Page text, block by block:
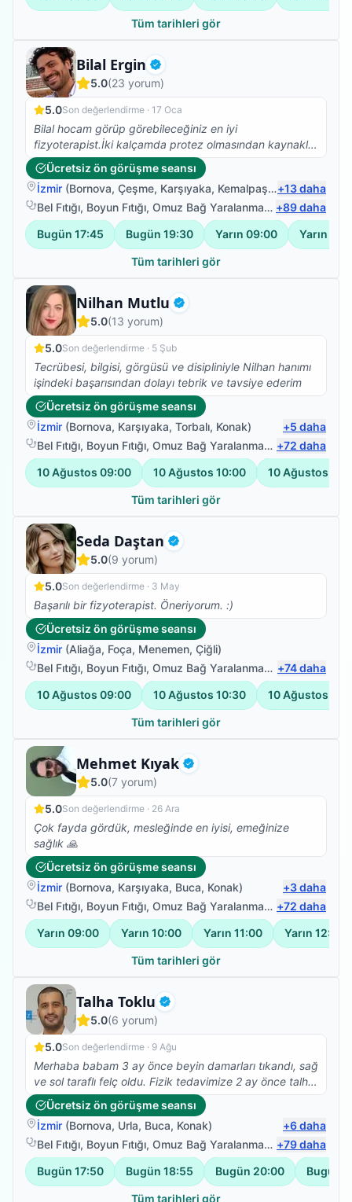
Tüm tarihleri gör
Bilal Ergin Doğrulanmış
Fizyoterapist
5.0(23 yorum)
5.0Son değerlendirme · 17 Oca
Bilal hocam görüp görebileceğiniz en iyi
fizyoterapist.İki kalçamda protez olmasından kaynaklı
Skolyoz başlangıcı teşhisi kondu. Ağrılarımın artması
nedeniyle fizyoterapist arayışına girdim ve Bilal
Hocamla çalışmaya başladık. Abartmıyorum iki
seanstan sonra belimdeki ağrılar yok oldu.Dik durmaya
başladım. Ve yürüyüşüm düzeldi.Kendisinin bilgisi
güleryüzü ve modum düştüğünde pozitif yaklaşımıyla
harika bir iş başardı. Kendimi çok iyi
hissediyorum.Fizyoterapim devam ediyor.Emeklerinize
sağlık.
Ücretsiz ön görüşme seansı
İzmir (Bornova, Çeşme, Karşıyaka, Kemalpaşa )+13daha
Bel Fıtığı, Boyun Fıtığı, Omuz Bağ Yaralanması ,Protez
+89daha
Bugün 17:45 Bugün 19:30 Yarın 09:00 Yarın
Tüm tarihleri gör
Nilhan Mutlu Doğrulanmış
Fizyoterapist
5.0(13 yorum)
5.0Son değerlendirme · 5 Şub
Tecrübesi, bilgisi, görgüsü ve disipliniyle Nilhan hanımı
işindeki başarısından dolayı tebrik ve tavsiye ederim
Ücretsiz ön görüşme seansı
İzmir (Bornova, Karşıyaka, Torbalı, Konak) +5 daha
Bel Fıtığı, Boyun Fıtığı, Omuz Bağ Yaralanması ,Protez
+72 daha
10 Ağustos 09:00 10 Ağustos 10:00 10 Ağustos
Tüm tarihleri gör
Seda Daştan Doğrulanmış
Fizyoterapist
5.0(9 yorum)
5.0Son değerlendirme · 3 May
Başarılı bir fizyoterapist. Öneriyorum. :)
Ücretsiz ön görüşme seansı
İzmir (Aliağa, Foça, Menemen, Çiğli)
Bel Fıtığı, Boyun Fıtığı, Omuz Bağ Yaralanması ,Sırt Ağrısı
+74daha
10 Ağustos 09:00 10 Ağustos 10:30 10 Ağustos
Tüm tarihleri gör
Mehmet Kıyak Doğrulanmış
Fizyoterapist
5.0(7 yorum)
5.0Son değerlendirme · 26 Ara
Çok fayda gördük, mesleğinde en iyisi, emeğinize
sağlık 🙏
Ücretsiz ön görüşme seansı
İzmir (Bornova, Karşıyaka, Buca, Konak) +3daha
Bel Fıtığı, Boyun Fıtığı, Omuz Bağ Yaralanması ,Protez
+72 daha
Yarın 09:00 Yarın 10:00 Yarın 11:00 Yarın 12:00
Tüm tarihleri gör
Talha Toklu Doğrulanmış
Fizyoterapist
5.0(6 yorum)
5.0Son değerlendirme · 9 Ağu
Merhaba babam 3 ay önce beyin damarları tıkandı, sağ
ve sol taraflı felç oldu. Fizik tedavimize 2 ay önce talha
beyle başladık çok olumlu ve güzel sonuçlar aldık,
şükürler olsun ki yatalak olan babam bugün ilk defa
kendi başına ayağa kalkabildi, çok mutluyum, talha
bey gerçekten de alanında çok iyi ve işini severek
yapıyor, ayrıyetten de çok mütevazi ve güler yüzlü
olması ayrı bir güzel. Tedavimiz şuanda da devam
ediyor, Buradan talha beye sonsuz teşekkürlerimi
Ücretsiz ön görüşme seansı
İzmir (Bornova, Urla, Buca, Konak) +6daha
Bel Fıtığı, Boyun Fıtığı, Omuz Bağ Yaralanması ,Protez
+79daha
Bugün 17:50 Bugün 18:55 Bugün 20:00 Bugün
Tüm tarihleri gör